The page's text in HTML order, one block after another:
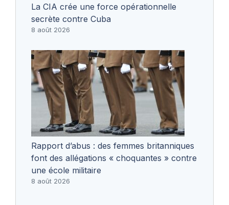
La CIA crée une force opérationnelle
secrète contre Cuba
8 août 2026
Rapport d’abus : des femmes britanniques
font des allégations « choquantes » contre
une école militaire
8 août 2026